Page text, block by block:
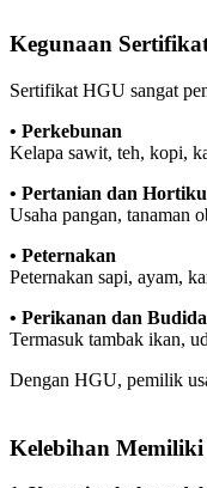
Kegunaan
Sertifikat HGU sangat
• Perkebunan
Kelapa sawit, teh, kopi,
• Pertanian dan
Usaha pangan, tanaman
• Peternakan
Peternakan sapi, ayam,
• Perikanan dan
Termasuk tambak ikan,
Dengan HGU, pemilik
Kelebihan